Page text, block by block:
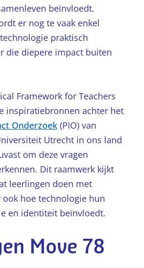
beïnvloedt.
er nog te vaak enkel
praktisch
die diepere impact buiten
Framework for Teachers
inspiratiebronnen achter het
Onderzoek (PIO) van
Utrecht in ons land
om deze vragen
Dit raamwerk kijkt
leerlingen doen met
hoe technologie hun
en identiteit beïnvloedt.
Move 78